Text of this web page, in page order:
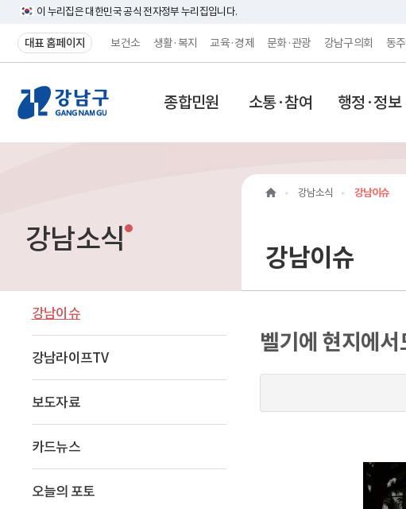
이 누리집은 대한민국 공식 전자정부 누리집입니다.
대표 홈페이지 보건소 생활·복지 교육·경제 문화·관광 강남구의회 동
강
남
페
이
지
메
인
이
동
종합민원 소통·참여 행정·정보
강남소식
강남이슈
강남라이프TV
보도자료
카드뉴스
오늘의 포토
강남소식 강남이슈
강남이슈
벨기에 현지에서